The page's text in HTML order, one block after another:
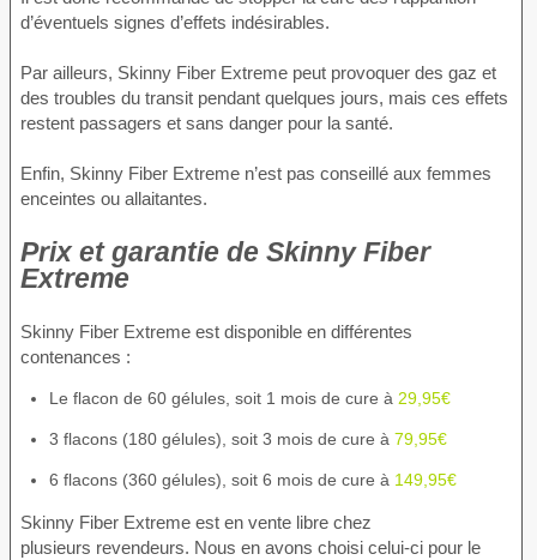
d’éventuels signes d’effets indésirables.
Par ailleurs, Skinny Fiber Extreme peut provoquer des gaz et
des troubles du transit pendant quelques jours, mais ces effets
restent passagers et sans danger pour la santé.
Enfin, Skinny Fiber Extreme n’est pas conseillé aux femmes
enceintes ou allaitantes.
Prix et garantie de Skinny Fiber
Extreme
Skinny Fiber Extreme est disponible en différentes
contenances :
Le flacon de 60 gélules, soit 1 mois de cure à 29,95€
3 flacons (180 gélules), soit 3 mois de cure à 79,95€
6 flacons (360 gélules), soit 6 mois de cure à 149,95€
Skinny Fiber Extreme est en vente libre chez
plusieurs revendeurs. Nous en avons choisi celui-ci pour le